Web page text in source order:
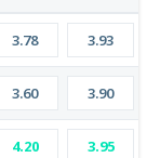
3.78 3.93
3.60 3.90
4.20 3.95